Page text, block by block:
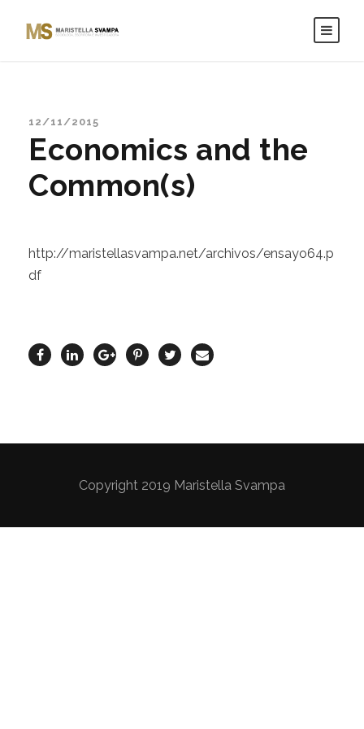
12/11/2015
Economics and the
Common(s)
http://maristellasvampa.net/archivos/ensayo64.p
df
Copyright 2019 Maristella Svampa